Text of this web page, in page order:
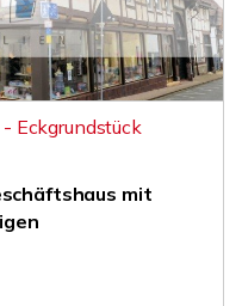
Eckgrundstück
mit